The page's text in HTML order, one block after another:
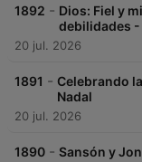
1892 - Dios: Fiel y
debilidades
20 jul. 2026
1891 - Celebrando
Nadal
20 jul. 2026
1890 - Sansón y